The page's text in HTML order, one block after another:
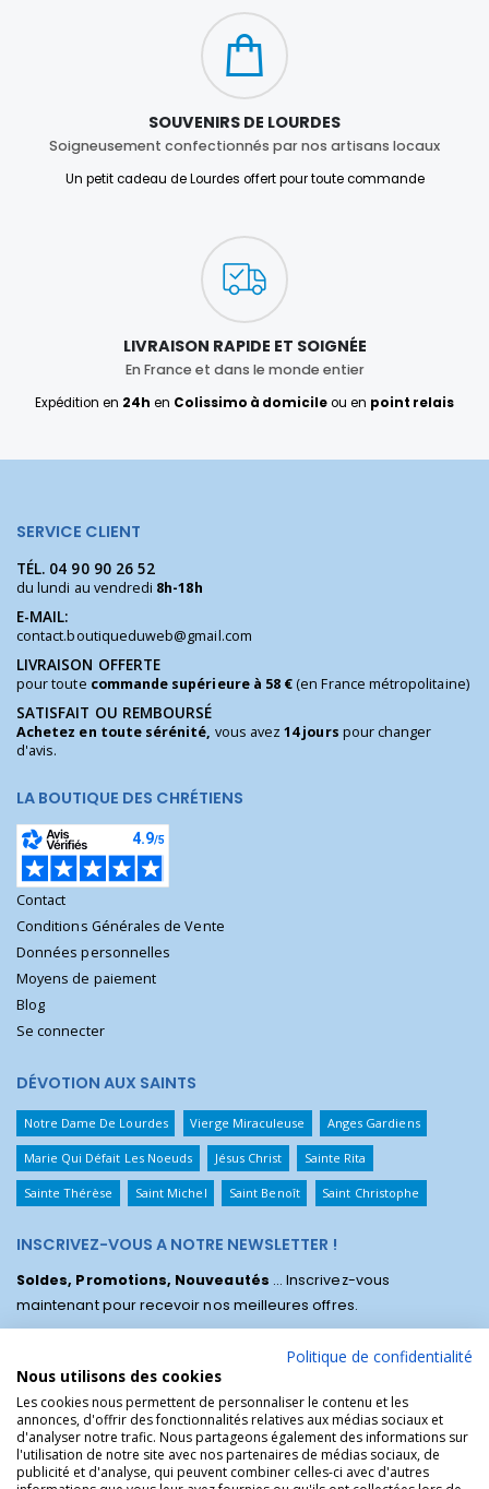
SOUVENIRS DE LOURDES
Soigneusement confectionnés par nos artisans locaux
Un petit cadeau de Lourdes offert pour toute commande
LIVRAISON RAPIDE ET SOIGNÉE
En France et dans le monde entier
Expédition en 24h en Colissimo à domicileou en point relais
SERVICE CLIENT
TÉL. 04 90 90 26 52
du lundi au vendredi 8h-18h
E-MAIL:
contact.boutiqueduweb@gmail.com
LIVRAISON OFFERTE
pour toute commande supérieure à 58 €(en France métropolitaine)
SATISFAIT OU REMBOURSÉ
Achetez en toute sérénité, vous avez14 jours pour changer
d'avis.
LA BOUTIQUE DES CHRÉTIENS
Contact
Conditions Générales de Vente
Données personnelles
Moyens de paiement
Blog
Se connecter
DÉVOTION AUX SAINTS
Notre Dame De Lourdes Vierge Miraculeuse Anges Gardiens
Marie Qui Défait Les Noeuds Jésus Christ Sainte Rita
Sainte Thérèse Saint Michel Saint Benoît Saint Christophe
INSCRIVEZ-VOUS A NOTRE NEWSLETTER !
Soldes, Promotions, Nouveautés ... Inscrivez-vous
maintenant pour recevoir nos meilleures offres.
Politique de confidentialité
Nous utilisons des cookies
Les cookies nous permettent de personnaliser le contenu et les
annonces, d'offrir des fonctionnalités relatives aux médias sociaux et
d'analyser notre trafic. Nous partageons également des informations sur
l'utilisation de notre site avec nos partenaires de médias sociaux, de
publicité et d'analyse, qui peuvent combiner celles-ci avec d'autres